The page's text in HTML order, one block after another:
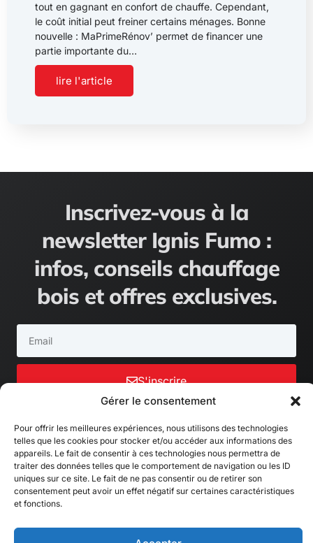
Gérer le consentement
Pour offrir les meilleures expériences, nous utilisons des technologies
telles que les cookies pour stocker et/ou accéder aux informations des
appareils. Le fait de consentir à ces technologies nous permettra de
traiter des données telles que le comportement de navigation ou les ID
uniques sur ce site. Le fait de ne pas consentir ou de retirer son
consentement peut avoir un effet négatif sur certaines caractéristiques
et fonctions.
tout en gagnant en confort de chauffe. Cependant,
le coût initial peut freiner certains ménages. Bonne
nouvelle : MaPrimeRénov’ permet de financer une
partie importante du…
lire l'article
Inscrivez-vous à la
newsletter Ignis Fumo :
infos, conseils chauffage
bois et offres exclusives.
S'inscrire